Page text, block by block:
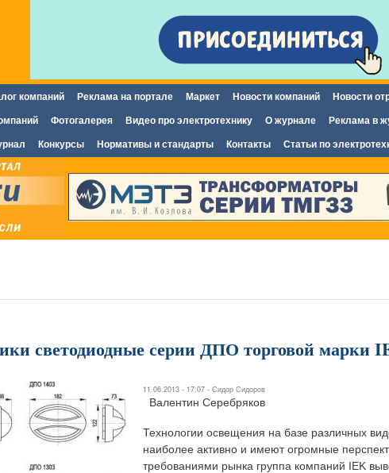
содержанию
компаний Реклама на портале Маркет Новости компаний Новости
Фотогалерея Видео про электротехнику О журнале Реклама в
Конкурсы Нормативы и стандарты Контакты Статьи по
светодиодные серии ДПО торговой марки
11.06.2013 - 17:07 - Сидор Сидоров
Валентин Серебряков
Технологии освещения на базе различных
наиболее активно и имеют огромные
требованиями рынка группа компаний IEK